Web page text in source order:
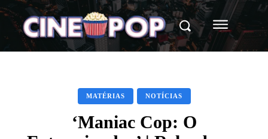
MATÉRIAS NOTÍCIAS
‘Maniac Cop: O